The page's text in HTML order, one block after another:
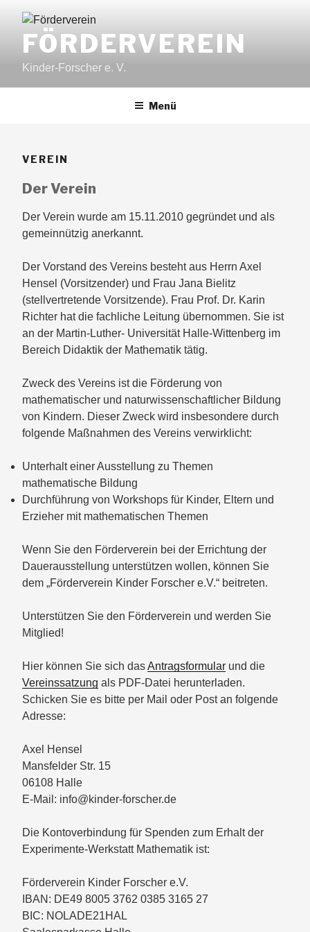
Inhalt
springenFÖRDERVEREIN
Kinder-Forscher e. V.
Menü
VEREIN
Der Verein
Der Verein wurde am 15.11.2010 gegründet und als
gemeinnützig anerkannt.
Der Vorstand des Vereins besteht aus Herrn Axel
Hensel (Vorsitzender) und Frau Jana Bielitz
(stellvertretende Vorsitzende). Frau Prof. Dr. Karin
Richter hat die fachliche Leitung übernommen. Sie ist
an der Martin-Luther- Universität Halle-Wittenberg im
Bereich Didaktik der Mathematik tätig.
Zweck des Vereins ist die Förderung von
mathematischer und naturwissenschaftlicher Bildung
von Kindern. Dieser Zweck wird insbesondere durch
folgende Maßnahmen des Vereins verwirklicht:
Unterhalt einer Ausstellung zu Themen
mathematische Bildung
Durchführung von Workshops für Kinder, Eltern und
Erzieher mit mathematischen Themen
Wenn Sie den Förderverein bei der Errichtung der
Dauerausstellung unterstützen wollen, können Sie
dem „Förderverein Kinder Forscher e.V.“ beitreten.
Unterstützen Sie den Förderverein und werden Sie
Mitglied!
Hier können Sie sich dasAntragsformular und die
Vereinssatzung als PDF-Datei herunterladen.
Schicken Sie es bitte per Mail oder Post an folgende
Adresse:
Axel Hensel
Mansfelder Str. 15
06108 Halle
E-Mail: info@kinder-forscher.de
Die Kontoverbindung für Spenden zum Erhalt der
Experimente-Werkstatt Mathematik ist:
Förderverein Kinder Forscher e.V.
IBAN: DE49 8005 3762 0385 3165 27
BIC: NOLADE21HAL